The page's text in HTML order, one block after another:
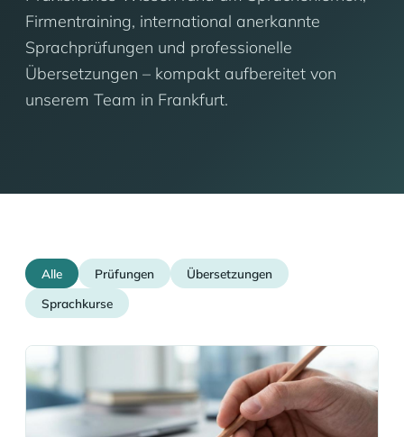
Firmentraining, international anerkannte
Sprachprüfungen und professionelle
Übersetzungen – kompakt aufbereitet von
unserem Team in Frankfurt.
Alle Prüfungen
Übersetzungen
Sprachkurse